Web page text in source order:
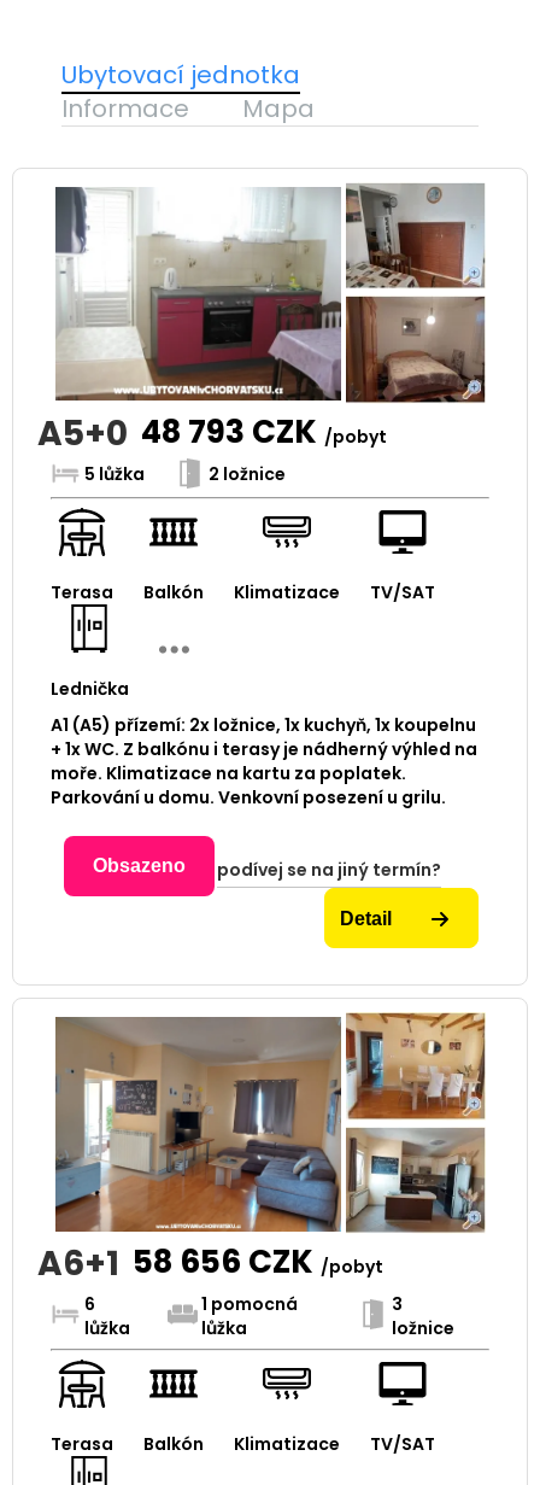
Ubytovací jednotka
Informace
Mapa
A5+0 48 793 CZK /pobyt
5 lůžka
2 ložnice
Terasa Balkón Klimatizace TV/SAT
Lednička
A1 (A5) přízemí: 2x ložnice, 1x kuchyň, 1x koupelnu
+ 1x WC. Z balkónu i terasy je nádherný výhled na
moře. Klimatizace na kartu za poplatek.
Parkování u domu. Venkovní posezení u grilu.
Obsazeno podívej se na jiný termín?
Detail
A6+1 58 656 CZK /pobyt
6
lůžka
1 pomocná
lůžka
3
ložnice
Terasa Balkón Klimatizace TV/SAT